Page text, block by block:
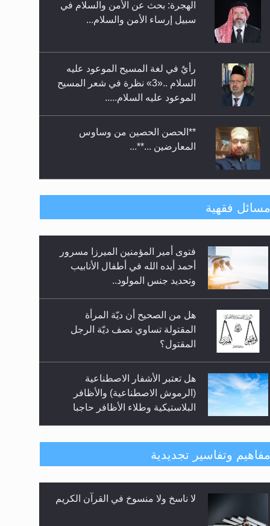
معرض القرآن الكريم لمدة ثلاثين
يوما في مكتبة مدينة ريهيماكي في
رأيٌ في لغة المسيح الموعود عليه
السلام ..«3» نظرة في شعر المسيح
**الحصن الحصين من وساوس
المعارضين ...**...
متطلَّبات التّحريك الجديد...
رأيٌ في لغة المسيح الموعود عليه
الهجرة: بحث عن الأمن والسلام في
سبيل إرساء الأمن والسلام...
مسائل فقهية
هل من الصحيح أن ديّة المرأة
المقتولة تساوي نصف ديّة الرجل
المقتول؟
هل تعتبر الأشفار الاصطناعية
(الرموش الاصطناعية) والأظافر
البلاستيكية وطلاء الأظافر حاجبا
هل يُحسب حول الزكاة وفق السنة
الميلادية أو الهجرية؟
هل يجوز فتح مشروع كوافير نسائي
للمحجبات وغير المحجبات؟
فتوى أمير المؤمنين الميرزا مسرور
مفاهيم وتفاسير تجديدية
المفهوم الحقيقي للجهاد الإسلامي..